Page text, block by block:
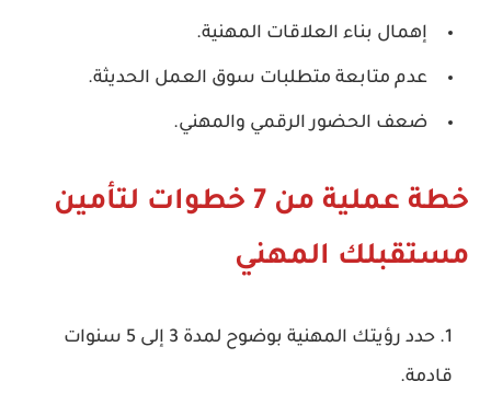
إهمال بناء العلاقات المهنية.
عدم متابعة متطلبات سوق العمل الحديثة.
ضعف الحضور الرقمي والمهني.
خطة عملية من 7 خطوات لتأمين
مستقبلك المهني
حدد رؤيتك المهنية بوضوح لمدة 3 إلى 5 سنوات
قادمة.